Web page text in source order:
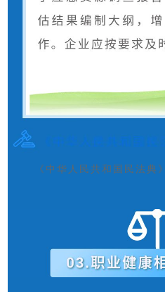
《中华人民共和国民法典》